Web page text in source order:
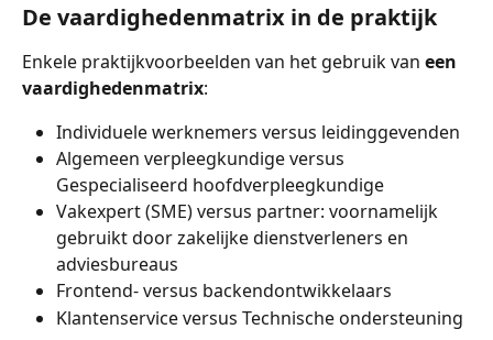
De vaardighedenmatrix in de praktijk
Enkele praktijkvoorbeelden van het gebruik van een
vaardighedenmatrix:
Individuele werknemers versus leidinggevenden
Algemeen verpleegkundige versus
Gespecialiseerd hoofdverpleegkundige
Vakexpert (SME) versus partner: voornamelijk
gebruikt door zakelijke dienstverleners en
adviesbureaus
Frontend- versus backendontwikkelaars
Klantenservice versus Technische ondersteuning